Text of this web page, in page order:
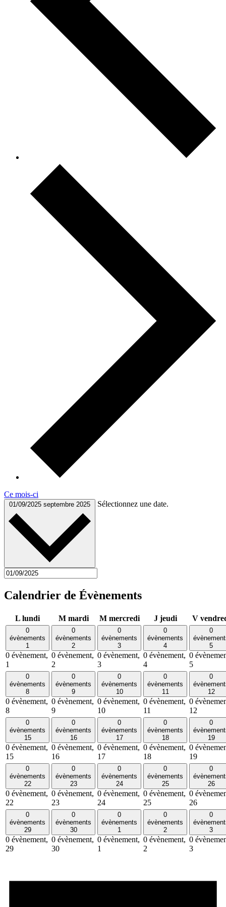
Ce mois-ci
01/09/2025 septembre 2025 Sélectionnez une date.
Calendrier de Évènements
L lundi M mardi M mercredi J jeudi V
0
évènements
1
0 évènement,
1
0
évènements
2
0 évènement,
2
0
évènements
3
0 évènement,
3
0
évènements
4
0 évènement,
4
0
5
0
5
0
évènements
8
0 évènement,
8
0
évènements
9
0 évènement,
9
0
évènements
10
0 évènement,
10
0
évènements
11
0 évènement,
11
0
12
0
12
0
évènements
15
0 évènement,
15
0
évènements
16
0 évènement,
16
0
évènements
17
0 évènement,
17
0
évènements
18
0 évènement,
18
0
19
0
19
0
évènements
22
0 évènement,
22
0
évènements
23
0 évènement,
23
0
évènements
24
0 évènement,
24
0
évènements
25
0 évènement,
25
0
26
0
26
0
évènements
29
0 évènement,
29
0
évènements
30
0 évènement,
30
0
évènements
1
0 évènement,
1
0
évènements
2
0 évènement,
2
0
3
0
3